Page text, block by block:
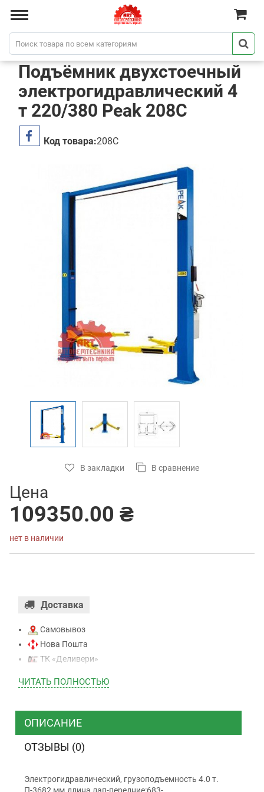
Подъёмник двухстоечный
электрогидравлический 4
т 220/380 Peak 208C
Код товара:208C
В закладки В сравнение
Цена
109350.00 ₴
нет в наличии
Доставка
Самовывоз
Нова Пошта
ТК «Деливери»
ТК “Justin”
ТК ”УкрПочта”
Наличными
ЧИТАТЬ ПОЛНОСТЬЮ
ОПИСАНИЕ
ОТЗЫВЫ (0)
Электрогидравлический, грузоподъемность 4.0 т.